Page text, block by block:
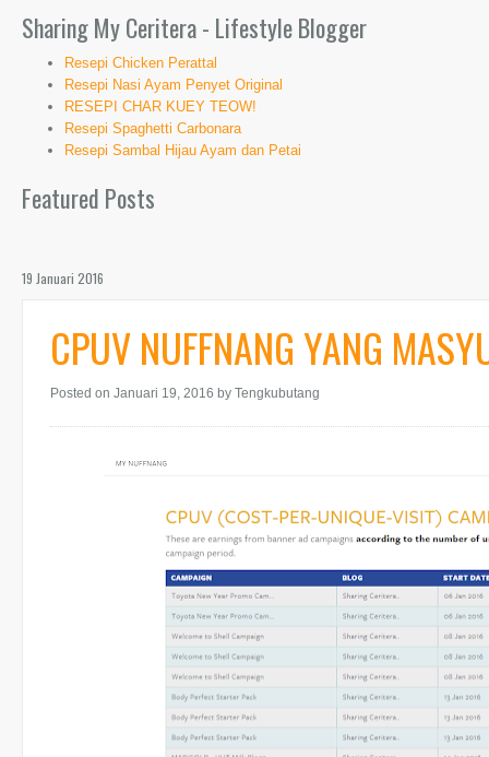
Sharing My Ceritera - Lifestyle Blogger
Resepi Chicken Perattal
Resepi Nasi Ayam Penyet Original
RESEPI CHAR KUEY TEOW!
Resepi Spaghetti Carbonara
Resepi Sambal Hijau Ayam dan Petai
Featured Posts
19 Januari 2016
CPUV NUFFNANG YANG
Posted on Januari 19, 2016 by Tengkubutang